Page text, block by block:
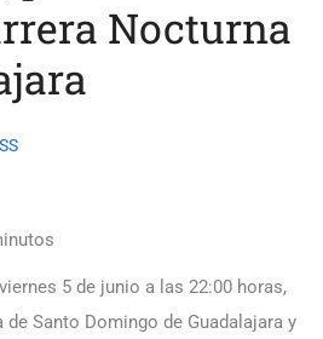
Nocturna
5 de junio a las 22:00 horas,
Santo Domingo de Guadalajara y